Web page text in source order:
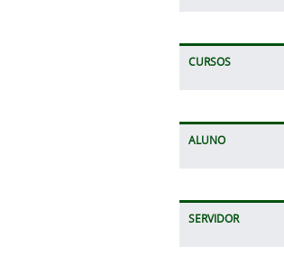
CURSOS
ALUNO
SERVIDOR